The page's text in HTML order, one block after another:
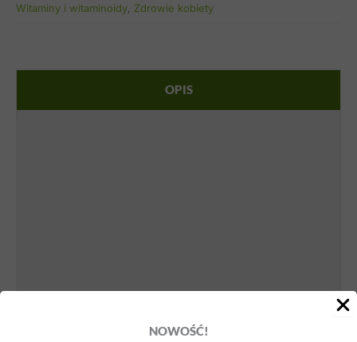
NOWOŚĆ!
Witaminy i witaminoidy Zdrowie kobiety
OPIS
OPINIE (1)
Witamina C wspomaga prawidłowe działanie układu